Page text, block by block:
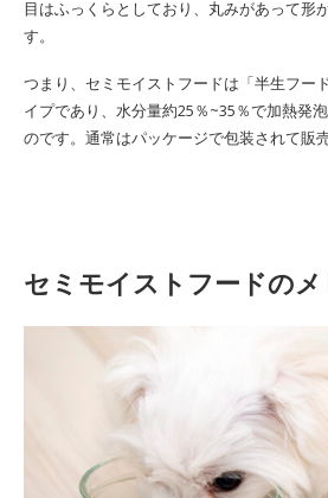
目はふっくらとしており、丸みがあって形
す。
つまり、セミモイストフードは「半生フー
イプであり、水分量約25％~35％で加熱発
のです。通常はパッケージで包装されて販
セミモイストフードのメ